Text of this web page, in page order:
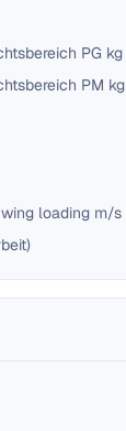
PG kg
PM kg
loading m/s